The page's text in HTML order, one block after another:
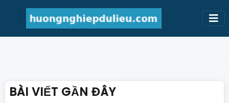
BÀI VIẾT GẦN ĐÂY